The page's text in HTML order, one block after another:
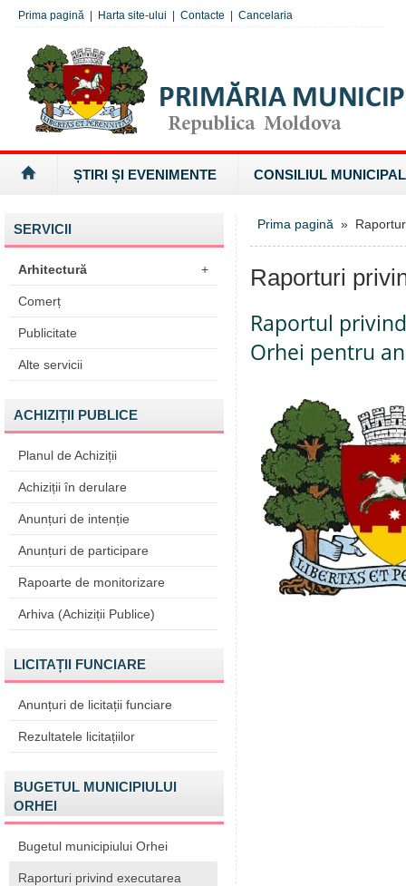
Prima pagină Harta site-ului Contacte Cancelaria
ȘTIRI ȘI EVENIMENTE CONSILIUL MUNICIPAL
SERVICII
Arhitectură +
Comerț
Publicitate
Alte servicii
ACHIZIȚII PUBLICE
Planul de Achiziții
Achiziții în derulare
Anunțuri de intenție
Anunțuri de participare
Rapoarte de monitorizare
Arhiva (Achiziții Publice)
LICITAȚII FUNCIARE
Anunțuri de licitații funciare
Rezultatele licitațiilor
BUGETUL MUNICIPIULUI
ORHEI
Bugetul municipiului Orhei
Raporturi privind executarea
Prima pagină »
Raporturi
Raportul
Orhei pentru